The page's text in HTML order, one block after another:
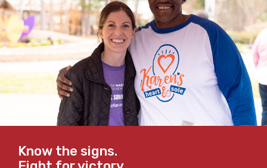
Know the signs.